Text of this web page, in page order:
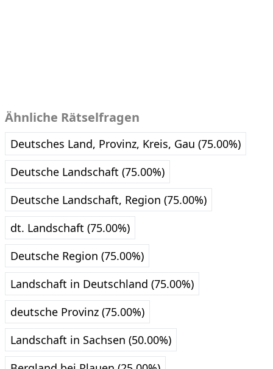
Ähnliche Rätselfragen
Deutsches Land, Provinz, Kreis, Gau (75.00%)
Deutsche Landschaft (75.00%)
Deutsche Landschaft, Region (75.00%)
dt. Landschaft (75.00%)
Deutsche Region (75.00%)
Landschaft in Deutschland (75.00%)
deutsche Provinz (75.00%)
Landschaft in Sachsen (50.00%)